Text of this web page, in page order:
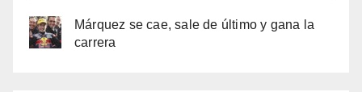
Márquez se cae, sale de último y gana la
carrera